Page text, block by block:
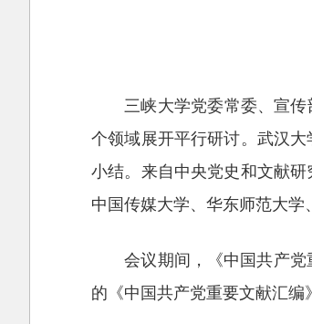
三峡大学党委常委、宣
个领域展开平行研讨。武汉
小结。来自中央党史和文献
中国传媒大学、华东师范大学
会议期间，《中国共产
的《中国共产党重要文献汇编